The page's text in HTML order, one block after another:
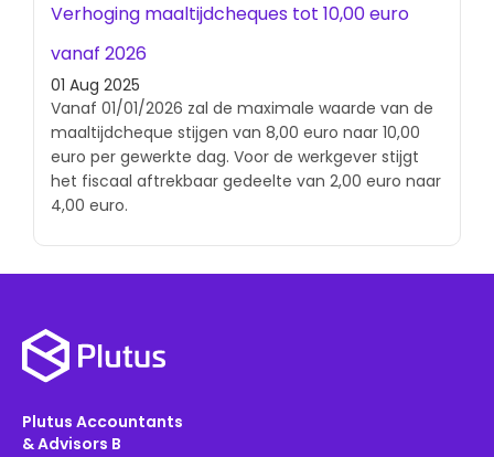
Verhoging maaltijdcheques tot 10,00 euro
vanaf 2026
01 Aug 2025
Vanaf 01/01/2026 zal de maximale waarde van de
maaltijdcheque stijgen van 8,00 euro naar 10,00
euro per gewerkte dag. Voor de werkgever stijgt
het fiscaal aftrekbaar gedeelte van 2,00 euro naar
4,00 euro.
Plutus Accountants
& Advisors B